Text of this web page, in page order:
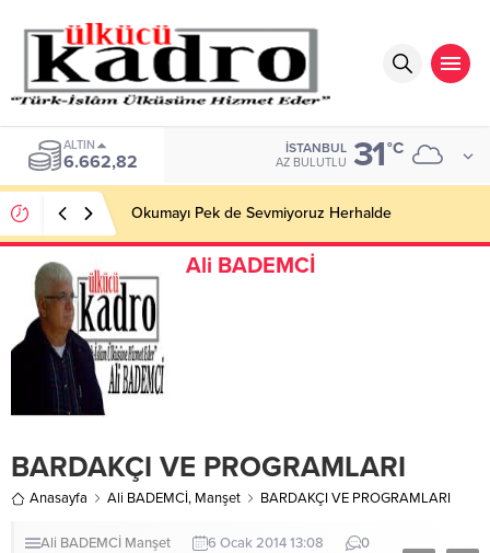
ALTIN
6.662,82
İSTANBUL
AZ BULUTLU 31°C
Okumayı Pek de Sevmiyoruz Herhalde
Ali BADEMCİ
BARDAKÇI VE PROGRAMLARI
Anasayfa Ali BADEMCİ, Manşet BARDAKÇI VE PROGRAMLARI
Ali BADEMCİ Manşet 6 Ocak 2014 13:08 0